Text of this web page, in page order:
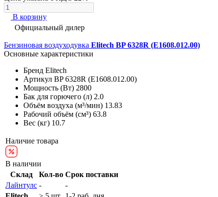
В корзину
Официальный дилер
Бензиновая воздуходувка Elitech BP 6328R (E1608.012.00)
Основные характеристики
Бренд Elitech
Артикул BP 6328R (E1608.012.00)
Мощность (Вт) 2800
Бак для горючего (л) 2.0
Объём воздуха (м³/мин) 13.83
Рабочий объём (см³) 63.8
Вес (кг) 10.7
Наличие товара
В наличии
Склад
Кол-во Срок поставки
Лайнтулс -
-